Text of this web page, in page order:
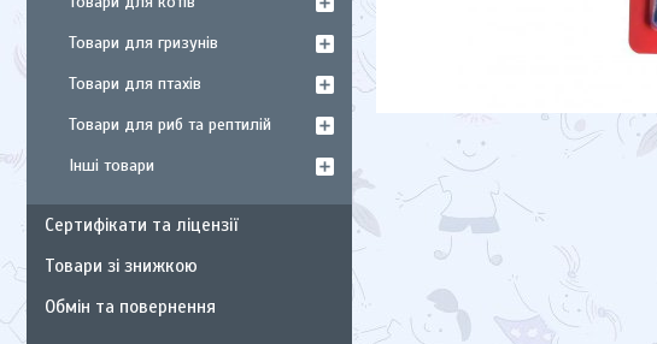
Товари для гризунів
Товари для птахів
Товари для риб та рептилій
Інші товари
Сертифікати та ліцензії
Товари зі знижкою
Обмін та повернення